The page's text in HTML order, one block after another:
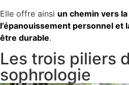
Elle offre ainsi un chemin vers
l’épanouissement personnel et
être durable.
Les trois piliers
sophrologie